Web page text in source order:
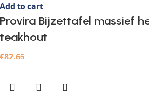
Add to cart
Provira Bijzettafel massief
teakhout
€82.66